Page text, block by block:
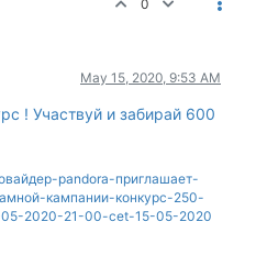
0
May 15, 2020, 9:53 AM
! Участвуй и забирай 600
pandora-приглашает-
кампании-конкурс-250-
2020-21-00-cet-15-05-2020